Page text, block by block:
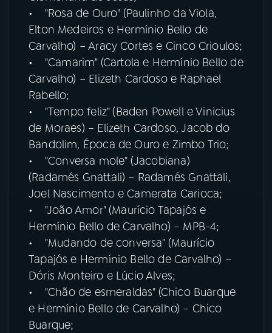
• "Rosa de Ouro" (Paulinho da Viola,
Elton Medeiros e Hermínio Bello de
Carvalho) – Aracy Cortes e Cinco Crioulos;
• "Camarim" (Cartola e Hermínio Bello de
Carvalho) – Elizeth Cardoso e Raphael
Rabello;
• "Tempo feliz" (Baden Powell e Vinicius
de Moraes) – Elizeth Cardoso, Jacob do
Bandolim, Época de Ouro e Zimbo Trio;
• "Conversa mole" (Jacobiana)
(Radamés Gnattali) – Radamés Gnattali,
Joel Nascimento e Camerata Carioca;
• "João Amor" (Maurício Tapajós e
Hermínio Bello de Carvalho) – MPB-4;
• "Mudando de conversa" (Maurício
Tapajós e Hermínio Bello de Carvalho) –
Dóris Monteiro e Lúcio Alves;
• "Chão de esmeraldas" (Chico Buarque
e Hermínio Bello de Carvalho) – Chico
Buarque;